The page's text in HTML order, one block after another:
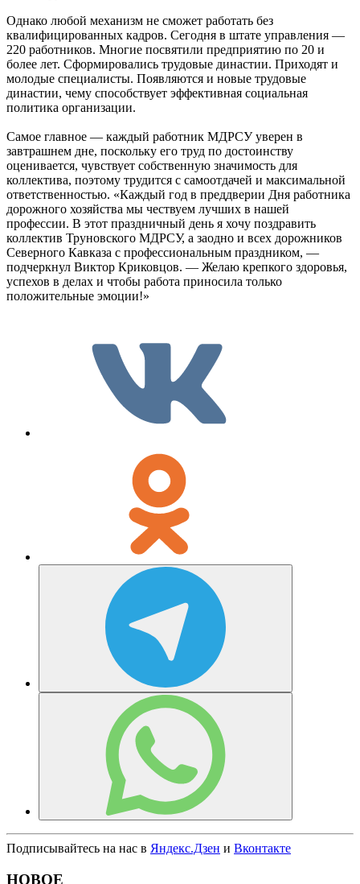
Однако любой механизм не сможет работать без
квалифицированных кадров. Сегодня в штате управления —
220 работников. Многие посвятили предприятию по 20 и
более лет. Сформировались трудовые династии. Приходят и
молодые специалисты. Появляются и новые трудовые
династии, чему способствует эффективная социальная
политика организации.
Самое главное — каждый работник МДРСУ уверен в
завтрашнем дне, поскольку его труд по достоинству
оценивается, чувствует собственную значимость для
коллектива, поэтому трудится с самоотдачей и максимальной
ответственностью. «Каждый год в преддверии Дня работника
дорожного хозяйства мы чествуем лучших в нашей
профессии. В этот праздничный день я хочу поздравить
коллектив Труновского МДРСУ, а заодно и всех дорожников
Северного Кавказа с профессиональным праздником, —
подчеркнул Виктор Криковцов. — Желаю крепкого здоровья,
успехов в делах и чтобы работа приносила только
положительные эмоции!»
Подписывайтесь на нас в Яндекс.Дзен и Вконтакте
НОВОЕ